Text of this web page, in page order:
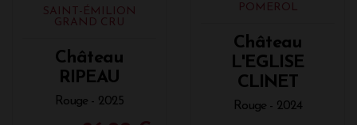
SAINT-ÉMILION
GRAND CRU
Château
RIPEAU
Rouge - 2025
POMEROL
Château
L'EGLISE
CLINET
Rouge - 2024